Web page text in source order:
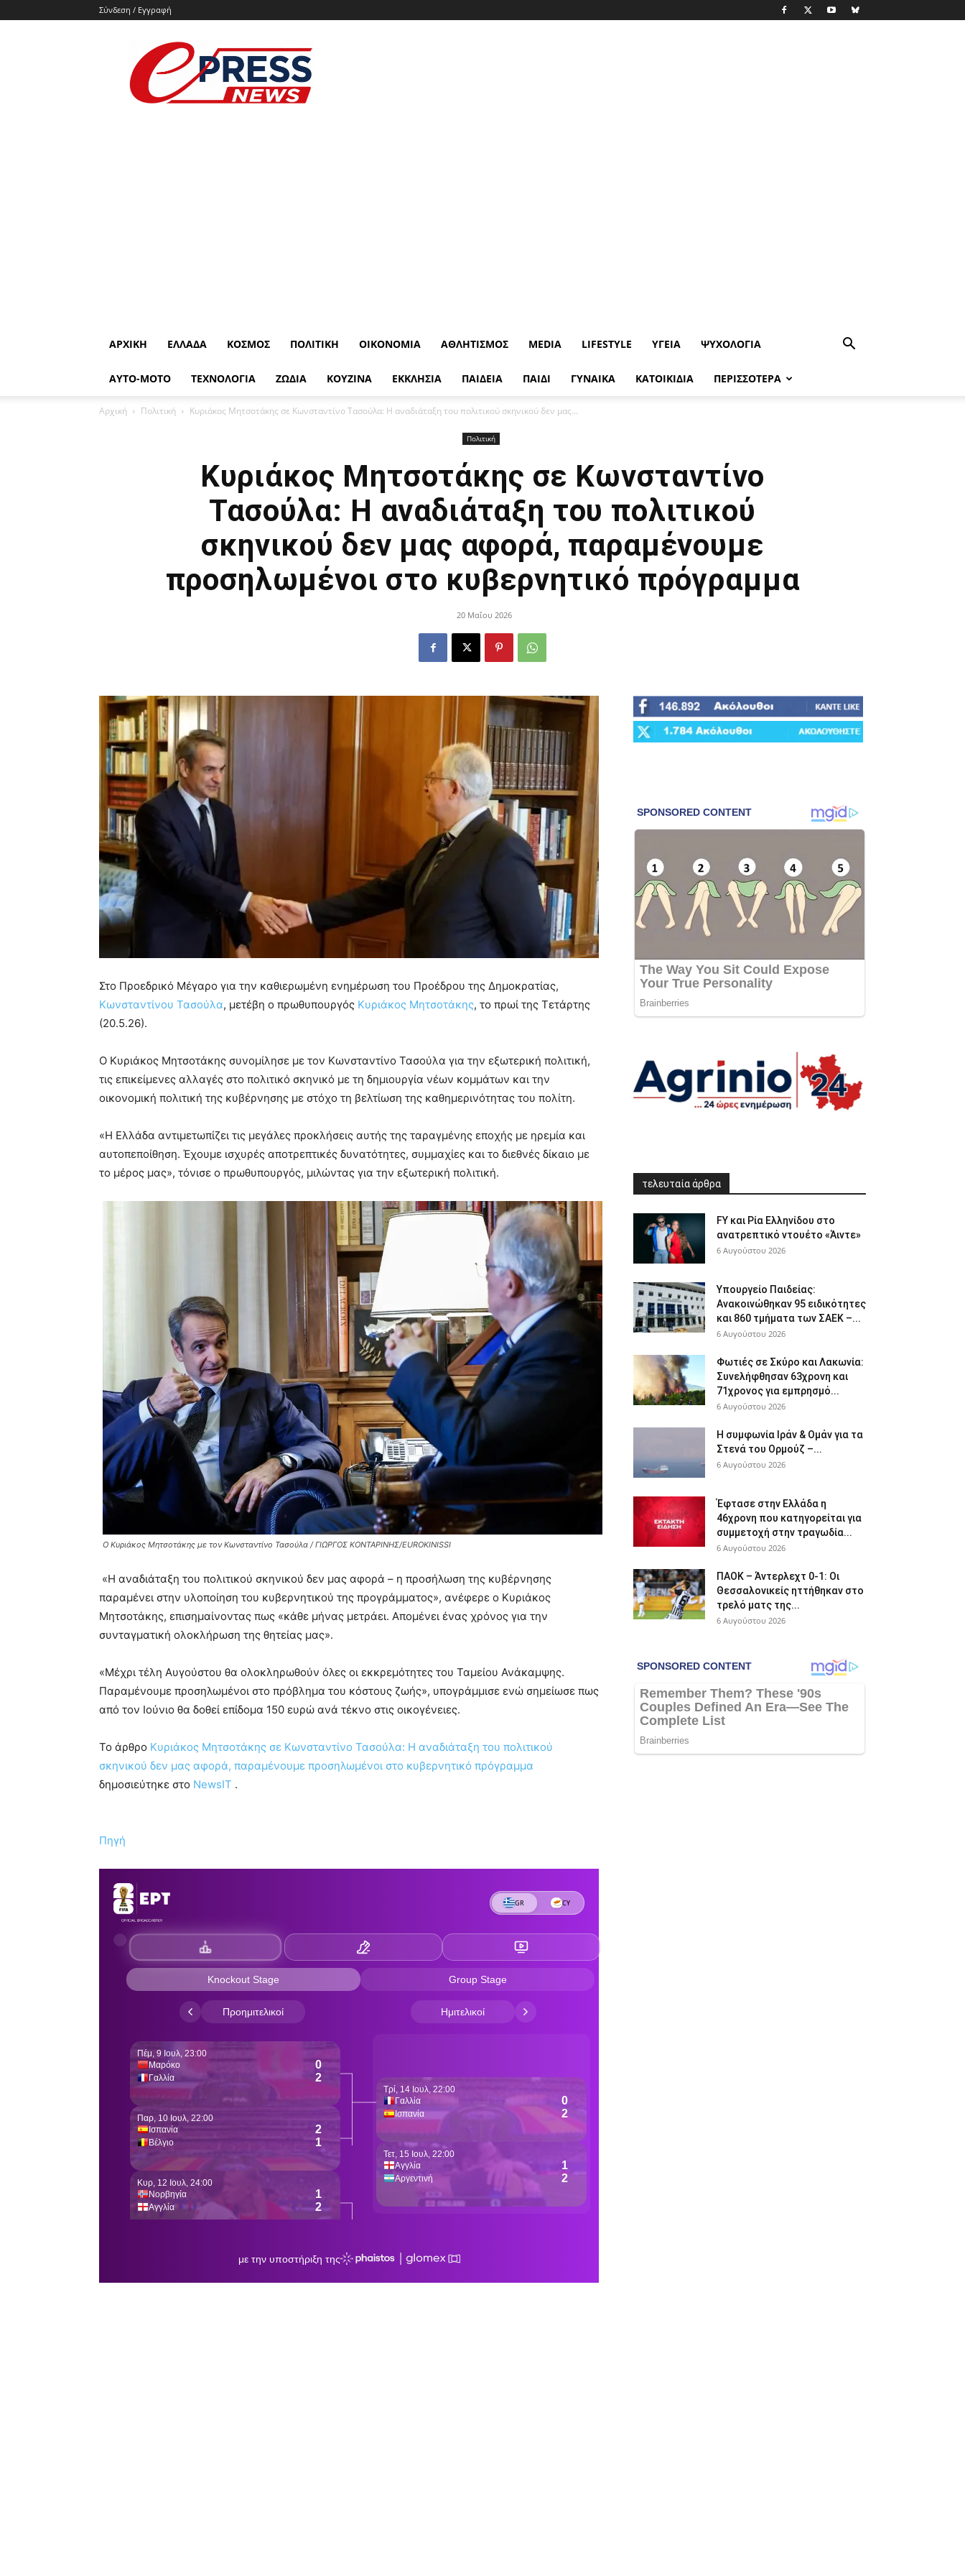
Σύνδεση / Εγγραφή
e-
press.gr
ΑΡΧΙΚΉ ΕΛΛΆΔΑ ΚΌΣΜΟΣ ΠΟΛΙΤΙΚΉ ΟΙΚΟΝΟΜΊΑ ΑΘΛΗΤΙΣΜΌΣ MEDIA LIFESTYLE ΥΓΕΊΑ ΨΥΧΟΛΟΓΙΑ
ΑΥΤΟ-ΜΟΤΟ ΤΕΧΝΟΛΟΓΙΑ ΖΩΔΙΑ ΚΟΥΖΙΝΑ ΕΚΚΛΗΣΙΑ ΠΑΙΔΕΙΑ ΠΑΙΔΙ ΓΥΝΑΙΚΑ ΚΑΤΟΙΚΙΔΙΑ ΠΕΡΙΣΣΟΤΕΡΑ
Αρχική Πολιτική Κυριάκος Μητσοτάκης σε Κωνσταντίνο Τασούλα: Η αναδιάταξη του πολιτικού σκηνικού δεν μας...
Πολιτική
Κυριάκος Μητσοτάκης σε Κωνσταντίνο
Τασούλα: Η αναδιάταξη του πολιτικού
σκηνικού δεν μας αφορά, παραμένουμε
προσηλωμένοι στο κυβερνητικό πρόγραμμα
20 Μαΐου 2026
Στο Προεδρικό Μέγαρο για την καθιερωμένη ενημέρωση του Προέδρου της Δημοκρατίας,
Κωνσταντίνου Τασούλα, μετέβη ο πρωθυπουργός Κυριάκος Μητσοτάκης, το πρωί της Τετάρτης
(20.5.26).
Ο Κυριάκος Μητσοτάκης συνομίλησε με τον Κωνσταντίνο Τασούλα για την εξωτερική πολιτική,
τις επικείμενες αλλαγές στο πολιτικό σκηνικό με τη δημιουργία νέων κομμάτων και την
οικονομική πολιτική της κυβέρνησης με στόχο τη βελτίωση της καθημερινότητας του πολίτη.
«Η Ελλάδα αντιμετωπίζει τις μεγάλες προκλήσεις αυτής της ταραγμένης εποχής με ηρεμία και
αυτοπεποίθηση. Έχουμε ισχυρές αποτρεπτικές δυνατότητες, συμμαχίες και το διεθνές δίκαιο με
το μέρος μας», τόνισε ο πρωθυπουργός, μιλώντας για την εξωτερική πολιτική.
Ο Κυριάκος Μητσοτάκης με τον Κωνσταντίνο Τασούλα / ΓΙΩΡΓΟΣ ΚΟΝΤΑΡΙΝΗΣ/EUROKINISSI
«Η αναδιάταξη του πολιτικού σκηνικού δεν μας αφορά – η προσήλωση της κυβέρνησης
παραμένει στην υλοποίηση του κυβερνητικού της προγράμματος», ανέφερε ο Κυριάκος
Μητσοτάκης, επισημαίνοντας πως «κάθε μήνας μετράει. Απομένει ένας χρόνος για την
συνταγματική ολοκλήρωση της θητείας μας».
«Μέχρι τέλη Αυγούστου θα ολοκληρωθούν όλες οι εκκρεμότητες του Ταμείου Ανάκαμψης.
Παραμένουμε προσηλωμένοι στο πρόβλημα του κόστους ζωής», υπογράμμισε ενώ σημείωσε πως
από τον Ιούνιο θα δοθεί επίδομα 150 ευρώ ανά τέκνο στις οικογένειες.
To άρθρο Κυριάκος Μητσοτάκης σε Κωνσταντίνο Τασούλα: Η αναδιάταξη του πολιτικού
σκηνικού δεν μας αφορά, παραμένουμε προσηλωμένοι στο κυβερνητικό πρόγραμμα
δημοσιεύτηκε στο NewsIT .
Πηγή
τελευταία άρθρα
FY και Ρία Ελληνίδου στο
ανατρεπτικό ντουέτο «Άιντε»
6 Αυγούστου 2026
Υπουργείο Παιδείας:
Ανακοινώθηκαν 95 ειδικότητες
και 860 τμήματα των ΣΑΕΚ –...
6 Αυγούστου 2026
Φωτιές σε Σκύρο και Λακωνία:
Συνελήφθησαν 63χρονη και
71χρονος για εμπρησμό...
6 Αυγούστου 2026
Η συμφωνία Ιράν & Ομάν για τα
Στενά του Ορμούζ –...
6 Αυγούστου 2026
Έφτασε στην Ελλάδα η
46χρονη που κατηγορείται για
συμμετοχή στην τραγωδία...
6 Αυγούστου 2026
ΠΑΟΚ – Άντερλεχτ 0-1: Οι
Θεσσαλονικείς ηττήθηκαν στο
τρελό ματς της...
6 Αυγούστου 2026